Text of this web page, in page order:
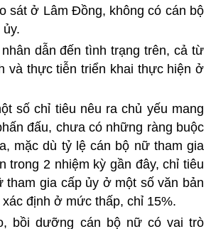
sát ở Lâm Đồng, không có cán bộ
dẫn đến tình trạng trên, cả từ
và thực tiễn triển khai thực hiện ở
số chỉ tiêu nêu ra chủ yếu mang
đấu, chưa có những ràng buộc
mặc dù tỷ lệ cán bộ nữ tham gia
trong 2 nhiệm kỳ gần đây, chỉ tiêu
tham gia cấp ủy ở một số văn bản
định ở mức thấp, chỉ 15%.
bồi dưỡng cán bộ nữ có vai trò